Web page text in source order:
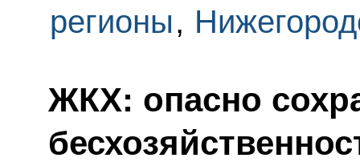
регионы,
ЖКХ: опасно